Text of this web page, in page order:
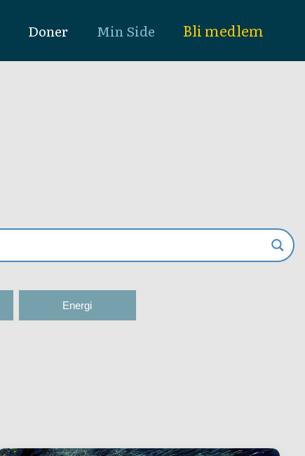
Doner Min Side Bli medlem
Energi